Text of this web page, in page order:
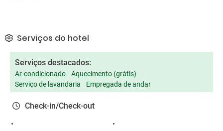
Serviços do hotel
Serviços destacados:
Ar-condicionado
Aquecimento (grátis)
Serviço de lavandaria
Empregada de andar
Check-in/Check-out